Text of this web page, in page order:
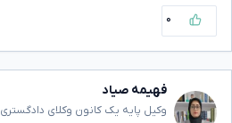
۰
فهیمه صیاد
وکیل پایه یک کانون وکلای دادگستری